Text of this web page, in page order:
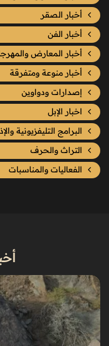
أخبار الصقر
أخبار الفن
أخبار المعارض
أخبار منوعة ومتفرقة
إصدارات ودواوين
اخبار الإبل
البرامج التليفزيونية
التراث والحرف
الفعاليات والمناسبات